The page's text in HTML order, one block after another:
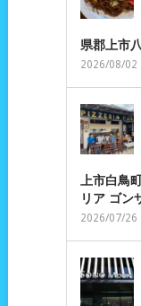
県郡上市
2026/08/02
上市白鳥
リア ゴン
2026/07/26